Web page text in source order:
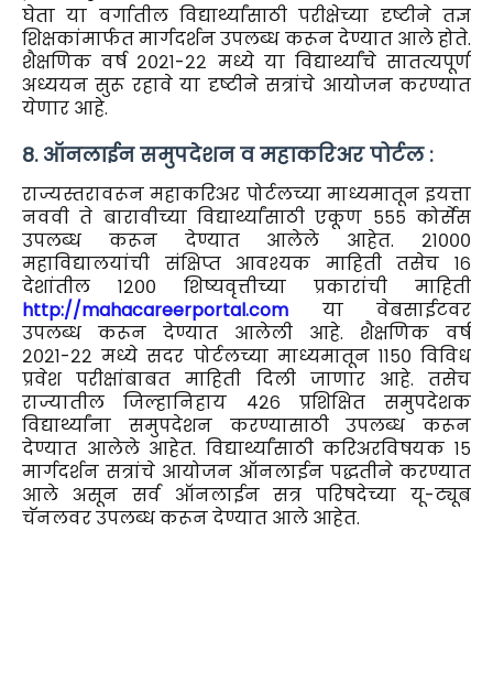
घेता या वर्गातील विद्यार्थ्यांसाठी परीक्षेच्या दृष्टीने तज्ञ
शिक्षकांमार्फत मार्गदर्शन उपलब्ध करून देण्यात आले होते.
शैक्षणिक वर्ष २०२१-२२ मध्ये या विद्यार्थ्यांचे सातत्यपूर्ण
अध्ययन सुरू रहावे या दृष्टीने सत्रांचे आयोजन करण्यात
येणार आहे.
8. ऑनलाईन समुपदेशन व महाकरिअर पोर्टल :
राज्यस्तरावरून महाकरिअर पोर्टलच्या माध्यमातून इयत्ता
नववी ते बारावीच्या विद्यार्थ्यांसाठी एकूण ५५५ कोर्सेस
उपलब्ध करून देण्यात आलेले आहेत. २१०००
महाविद्यालयांची संक्षिप्त आवश्यक माहिती तसेच १६
देशांतील १२०० शिष्यवृत्तीच्या प्रकारांची माहिती
http://mahacareerportal.com या वेबसाईटवर
उपलब्ध करून देण्यात आलेली आहे. शैक्षणिक वर्ष
२०२१-२२ मध्ये सदर पोर्टलच्या माध्यमातून ११५० विविध
प्रवेश परीक्षांबाबत माहिती दिली जाणार आहे. तसेच
राज्यातील जिल्हानिहाय ४२६ प्रशिक्षित समुपदेशक
विद्यार्थ्यांना समुपदेशन करण्यासाठी उपलब्ध करून
देण्यात आलेले आहेत. विद्यार्थ्यांसाठी करिअरविषयक १५
मार्गदर्शन सत्रांचे आयोजन ऑनलाईन पद्धतीने करण्यात
आले असून सर्व ऑनलाईन सत्र परिषदेच्या यू-ट्यूब
चॅनलवर उपलब्ध करून देण्यात आले आहेत.